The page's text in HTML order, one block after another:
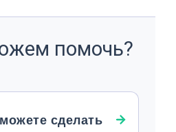
помочь?
сделать